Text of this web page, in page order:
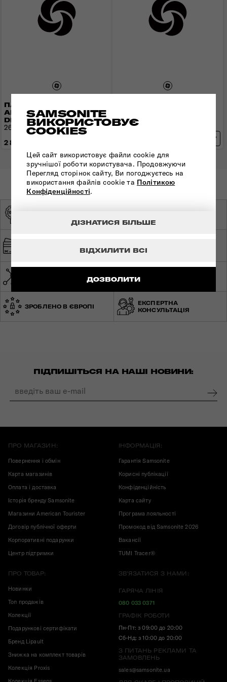
SAMSONITE
ВИКОРИСТОВУЄ
COOKIES
Цей сайт використовує файли cookie для
зручнішої роботи користувача. Продовжуючи
Перегляд сторінок сайту, Ви погоджуєтесь на
використання файлів cookie та Політикою
Конфіденційності.
ДОЗВОЛИТИ
ВІДХИЛИТИ ВСІ
ДІЗНАТИСЯ БІЛЬШЕ
ПАРАСОЛЯ
АВТОМАТИЧНА ALU
DROP S
26 см/ 95 см | 0,23 кг
2 890 грн
S
23 см / 94,5 см | 0,16 кг
ДОСТАВКА
СВІТОВА ГАРАНТІЯ
ЗРОБЛЕНО В ЄВРОПІ
ЕКСПЕРТНА
КОНСУЛЬТАЦІЯ
ПІДПИШІТЬСЯ НА НАШІ НОВИНИ:
ПРО МАГАЗИН:
Повернення і обмін
Карта магазинів
Оплата і доставка
Історія бренду Samsonite
Магазини American Tourister
Договір публічної оферти
Корпоративні подарунки
Центр підтримки
ІНФОРМАЦІЯ:
Гарантія Samsonite
Корисні публікації
Конфіденційність
Карта сайту
Програма лояльності
Промокод від Samsonite 2026
Вакансії
TUMI Tracer®
ПРО ТОВАР:
Новинки
Топ продажів
Колекції
Подарункові сертифікати
Бренд Lipault
Знижка на комплект товарів
Колекція Proxis
ЗВ'ЯЗАТИСЯ З НАМИ:
ГАРЯЧА ЛІНІЯ
080 033 0371
ГРАФІК РОБОТИ
Пн-Пт: з 09:00 до 20:00
Сб-Нд: з 10:00 до 20:00
З ПИТАНЬ РЕКЛАМИ ТА
ЗАМОВЛЕНЬ
sales@samsonite.ua